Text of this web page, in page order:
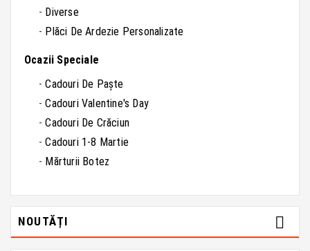
Diverse
Plăci De Ardezie Personalizate
Ocazii Speciale
Cadouri De Paște
Cadouri Valentine's Day
Cadouri De Crăciun
Cadouri 1-8 Martie
Mărturii Botez
NOUTĂȚI 